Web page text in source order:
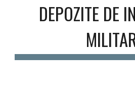
DEPOZITE DE